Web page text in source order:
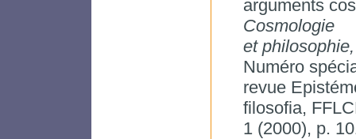
arguments
Cosmologie
et
Numéro
revue
filosofia,
1 (2000), p.